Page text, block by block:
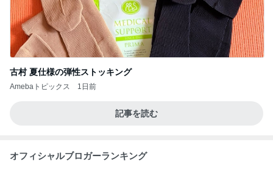
古村 夏仕様の弾性ストッキング
Amebaトピックス 1日前
記事を読む
オフィシャルブロガーランキング